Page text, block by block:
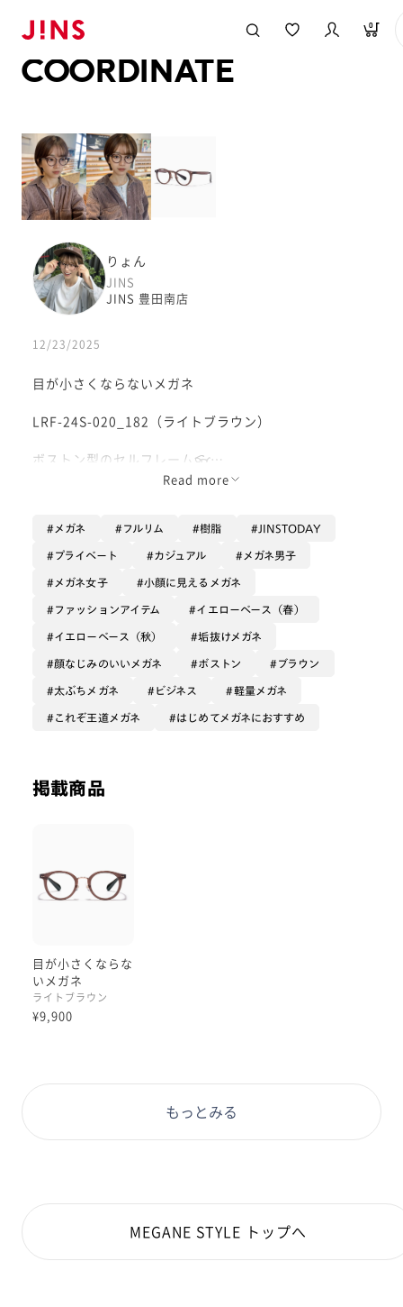
0
COORDINATE
りょん
JINS
JINS 豊田南店
12/23/2025
目が小さくならないメガネ
LRF-24S-020_182（ライトブラウン）
ボストン型のセルフレーム👓
せてくれます🤎
ブリッジは金属パーツでできているため、アクセサリー
感覚でかけていただけます♫✨
度数が強めの方の、
『目が小さくなる』
というお悩みを、錯視効果やフレーム構造、設計で解決
してくれるフレームです🥹
ぜひお試しください🤍
Read more
メガネ フルリム 樹脂 JINSTODAY
プライベート カジュアル メガネ男子
メガネ女子 小顔に見えるメガネ
ファッションアイテム イエローベース（春）
イエローベース（秋） 垢抜けメガネ
顔なじみのいいメガネ ボストン ブラウン
太ぶちメガネ ビジネス 軽量メガネ
これぞ王道メガネ はじめてメガネにおすすめ
掲載商品
目が小さくならな
いメガネ
ライトブラウン
¥9,900
もっとみる
MEGANE STYLE トップへ